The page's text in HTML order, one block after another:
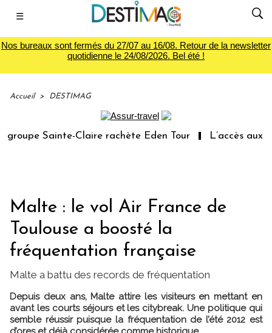
☰
Nos bureaux sont fermés du 27/07 au 16/08. Retour de la newsletter
quotidienne le 24/08/2026. Bel été !
Accueil > DESTIMAG
Sainte-Claire rachète Eden Tour L’accès aux
Malte : le vol Air France de
Toulouse a boosté la
fréquentation française
Malte a battu des records de fréquentation
Depuis deux ans, Malte attire les visiteurs en mettant en
avant les courts séjours et les citybreak. Une politique qui
semble réussir puisque la fréquentation de l’été 2012 est